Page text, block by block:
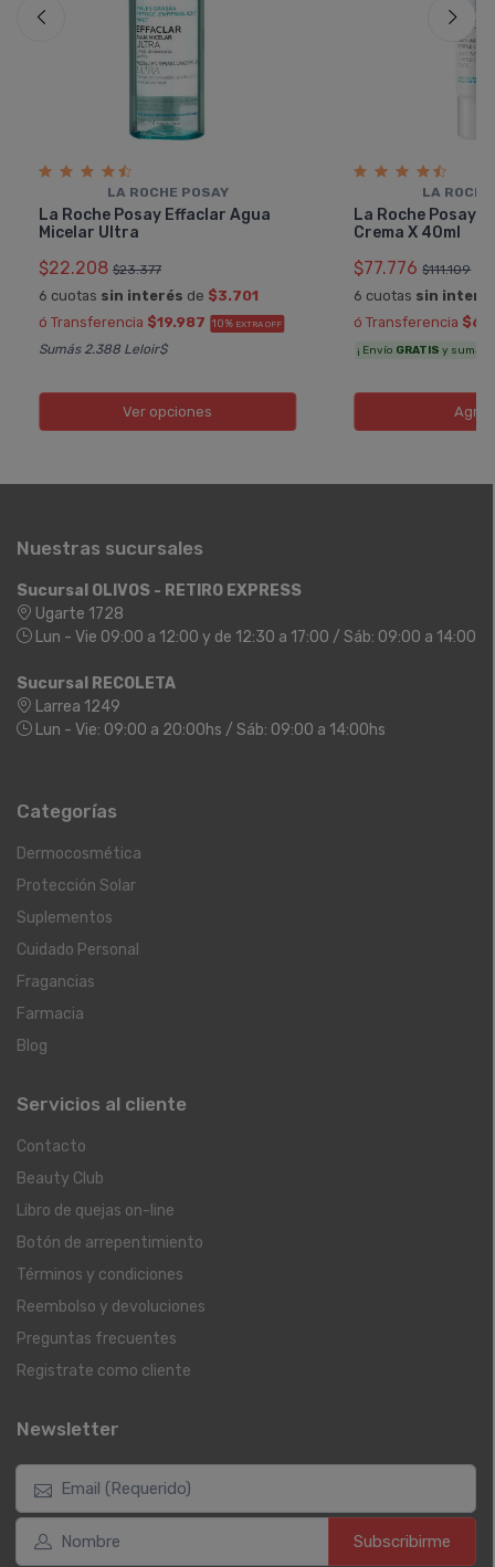
LA ROCHE POSAY
La Roche Posay Effaclar Agua
Micelar Ultra
$22.208 $23.377
6 cuotas sin interés de $3.701
ó Transferencia $19.987 10% EXTRA OFF
Sumás 2.388 Leloir$
Ver opciones
LA
La Roche Posay
Crema X 40ml
$77.776 $111.109
6 cuotas sin
ó Transferencia
¡ Envío GRATIS y sumás
Nuestras sucursales
Sucursal OLIVOS - RETIRO EXPRESS
Ugarte 1728
Lun - Vie 09:00 a 12:00 y de 12:30 a 17:00 / Sáb: 09:00 a 14:00
Sucursal RECOLETA
Larrea 1249
Lun - Vie: 09:00 a 20:00hs / Sáb: 09:00 a 14:00hs
Categorías
Dermocosmética
Protección Solar
Suplementos
Cuidado Personal
Fragancias
Farmacia
Blog
Servicios al cliente
Contacto
Beauty Club
Libro de quejas on-line
Botón de arrepentimiento
Términos y condiciones
Reembolso y devoluciones
Preguntas frecuentes
Registrate como cliente
Newsletter
Subscribirme